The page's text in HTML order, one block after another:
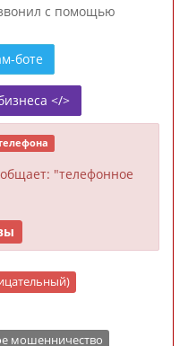
с помощью
боте
</>
"телефонное
мошенничество